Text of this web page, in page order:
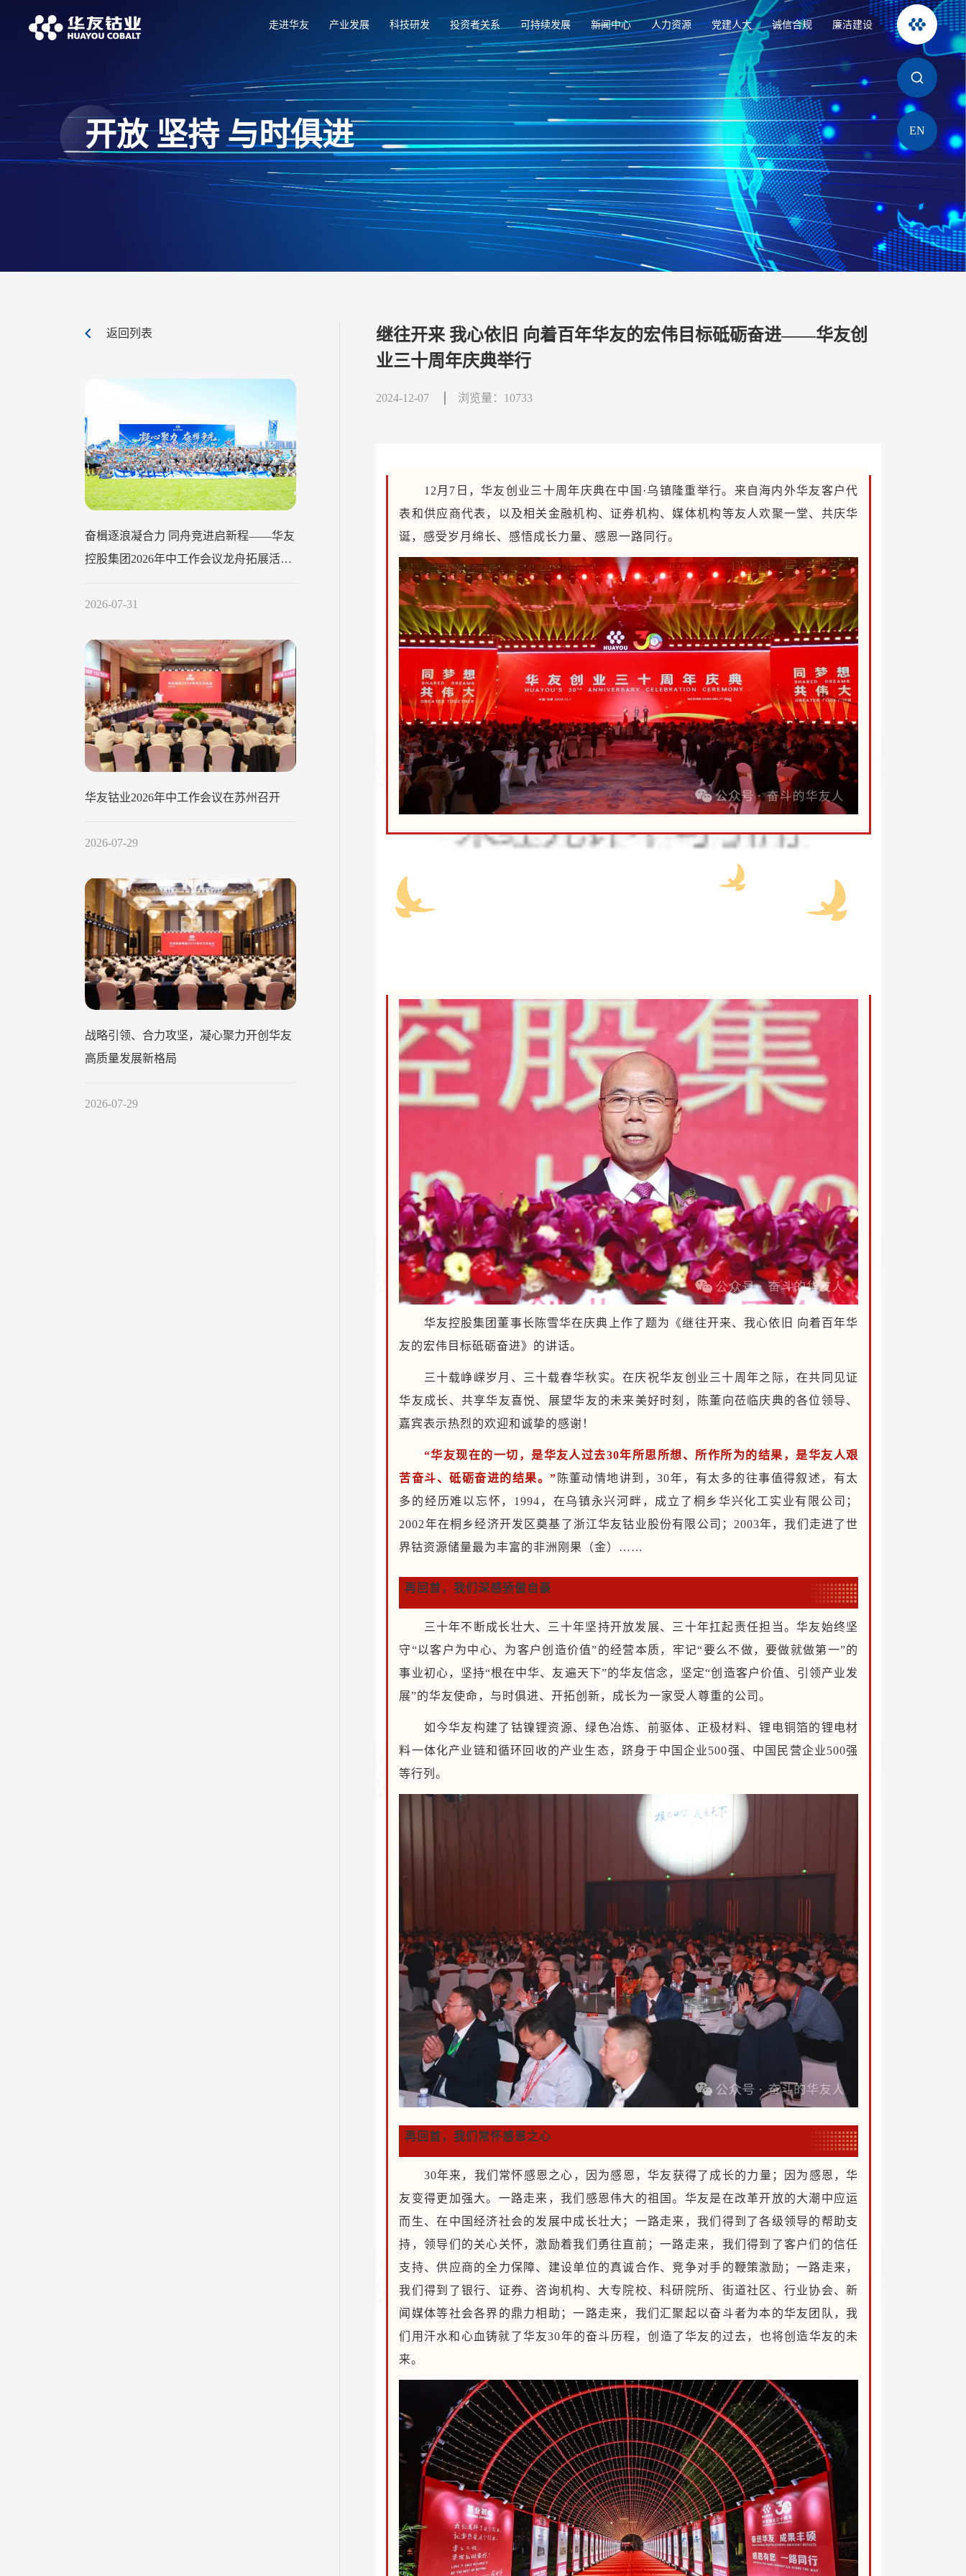
走进华友 产业发展 科技研发 投资者关系 可持续发展 新闻中心 人力资源 党建人大 诚信合规 廉洁建设
EN
开放 坚持 与时俱进
返回列表
奋楫逐浪凝合力 同舟竞进启新程——华友
控股集团2026年中工作会议龙舟拓展活动
2026-07-31
华友钴业2026年中工作会议在苏州召开
2026-07-29
战略引领、合力攻坚，凝心聚力开创华友
高质量发展新格局
2026-07-29
继往开来 我心依旧 向着百年华友的宏伟目标砥砺奋进——华友创
业三十周年庆典举行
2024-12-07 浏览量：10733
12月7日，华友创业三十周年庆典在中国·乌镇隆重举行。来自海内外华友客户代
表和供应商代表，以及相关金融机构、证券机构、媒体机构等友人欢聚一堂、共庆华
诞，感受岁月绵长、感悟成长力量、感恩一路同行。
华友控股集团董事长陈雪华在庆典上作了题为《继往开来、我心依旧 向着百年华
友的宏伟目标砥砺奋进》的讲话。
三十载峥嵘岁月、三十载春华秋实。在庆祝华友创业三十周年之际，在共同见证
华友成长、共享华友喜悦、展望华友的未来美好时刻，陈董向莅临庆典的各位领导、
嘉宾表示热烈的欢迎和诚挚的感谢！
“华友现在的一切，是华友人过去30年所思所想、所作所为的结果，是华友人艰
苦奋斗、砥砺奋进的结果。” 陈董动情地讲到，30年，有太多的往事值得叙述，有太
多的经历难以忘怀，1994，在乌镇永兴河畔，成立了桐乡华兴化工实业有限公司；
2002年在桐乡经济开发区奠基了浙江华友钴业股份有限公司；2003年，我们走进了世
界钴资源储量最为丰富的非洲刚果（金）……
再回首，我们深感骄傲自豪
三十年不断成长壮大、三十年坚持开放发展、三十年扛起责任担当。华友始终坚
守“以客户为中心、为客户创造价值”的经营本质，牢记“要么不做，要做就做第一”的
事业初心，坚持“根在中华、友遍天下”的华友信念，坚定“创造客户价值、引领产业发
展”的华友使命，与时俱进、开拓创新，成长为一家受人尊重的公司。
如今华友构建了钴镍锂资源、绿色冶炼、前驱体、正极材料、锂电铜箔的锂电材
料一体化产业链和循环回收的产业生态，跻身于中国企业500强、中国民营企业500强
等行列。
再回首，我们常怀感恩之心
30年来，我们常怀感恩之心，因为感恩，华友获得了成长的力量；因为感恩，华
友变得更加强大。一路走来，我们感恩伟大的祖国。华友是在改革开放的大潮中应运
而生、在中国经济社会的发展中成长壮大；一路走来，我们得到了各级领导的帮助支
持，领导们的关心关怀，激励着我们勇往直前；一路走来，我们得到了客户们的信任
支持、供应商的全力保障、建设单位的真诚合作、竞争对手的鞭策激励；一路走来，
我们得到了银行、证券、咨询机构、大专院校、科研院所、街道社区、行业协会、新
闻媒体等社会各界的鼎力相助；一路走来，我们汇聚起以奋斗者为本的华友团队，我
们用汗水和心血铸就了华友30年的奋斗历程，创造了华友的过去，也将创造华友的未
来。